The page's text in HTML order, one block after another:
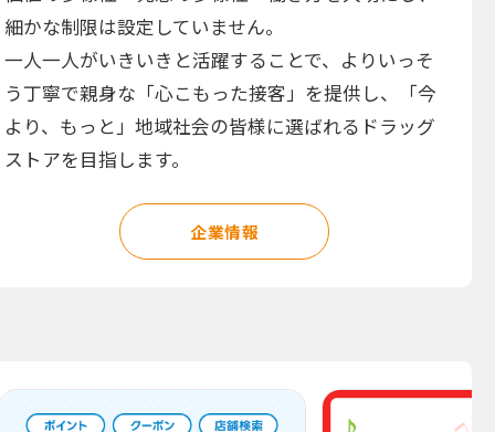
細かな制限は設定していません。
一人一人がいきいきと活躍することで、よりいっそ
う丁寧で親身な「心こもった接客」を提供し、「今
より、もっと」地域社会の皆様に選ばれるドラッグ
ストアを目指します。
企業情報